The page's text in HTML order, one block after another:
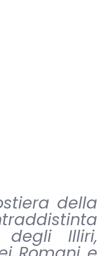
della
degli Illiri,